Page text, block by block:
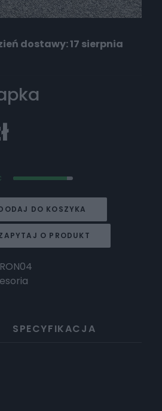
DO KOSZYKA
O PRODUKT
dostawy: 17 sierpnia
SPECYFIKACJA